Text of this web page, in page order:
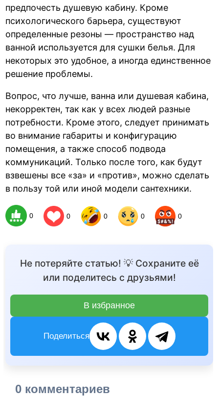
предпочесть душевую кабину. Кроме
психологического барьера, существуют
определенные резоны — пространство над
ванной используется для сушки белья. Для
некоторых это удобное, а иногда единственное
решение проблемы.
Вопрос, что лучше, ванна или душевая кабина,
некорректен, так как у всех людей разные
потребности. Кроме этого, следует принимать
во внимание габариты и конфигурацию
помещения, а также способ подвода
коммуникаций. Только после того, как будут
взвешены все «за» и «против», можно сделать
в пользу той или иной модели сантехники.
0 0 0 0 0
Не потеряйте статью! 💡 Сохраните её
или поделитесь с друзьями!
В избранное
Поделиться
0 комментариев